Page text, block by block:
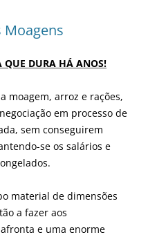
Moagens
QUE DURA HÁ ANOS!
moagem, arroz e rações,
em processo de
sem conseguirem
se os salários e
material de dimensões
a fazer aos
e uma enorme